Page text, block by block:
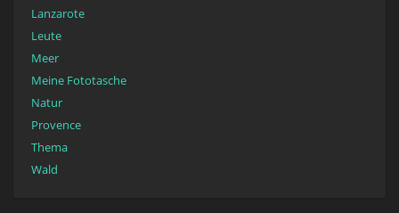
Lanzarote
Leute
Meer
Meine Fototasche
Natur
Provence
Thema
Wald